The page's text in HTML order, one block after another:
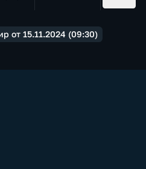
от 15.11.2024 (09:30)